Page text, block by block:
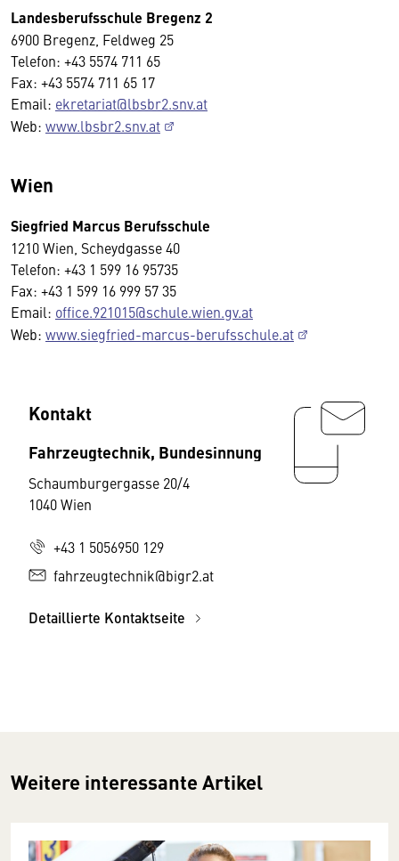
Landesberufsschule Bregenz 2
6900 Bregenz, Feldweg 25
Telefon: +43 5574 711 65
Fax: +43 5574 711 65 17
Email: ekretariat@lbsbr2.snv.at
Web: www.lbsbr2.snv.at
Wien
Siegfried Marcus Berufsschule
1210 Wien, Scheydgasse 40
Telefon: +43 1 599 16 95735
Fax: +43 1 599 16 999 57 35
Email: office.921015@schule.wien.gv.at
Web: www.siegfried-marcus-berufsschule.at
Kontakt
Fahrzeugtechnik, Bundesinnung
Schaumburgergasse 20/4
1040 Wien
+43 1 5056950 129
fahrzeugtechnik@bigr2.at
Detaillierte Kontaktseite
Weitere interessante Artikel